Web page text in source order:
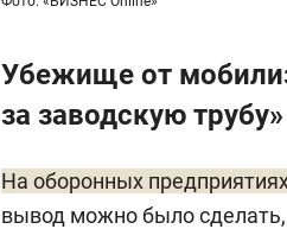
Убежище от
за заводскую трубу»
На оборонных
вывод можно было сделать,